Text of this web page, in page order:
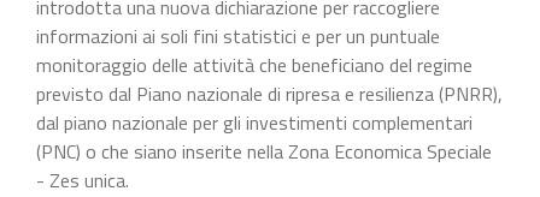
introdotta una nuova dichiarazione per raccogliere
informazioni ai soli fini statistici e per un puntuale
monitoraggio delle attività che beneficiano del regime
previsto dal Piano nazionale di ripresa e resilienza (PNRR),
dal piano nazionale per gli investimenti complementari
(PNC) o che siano inserite nella Zona Economica Speciale
- Zes unica.